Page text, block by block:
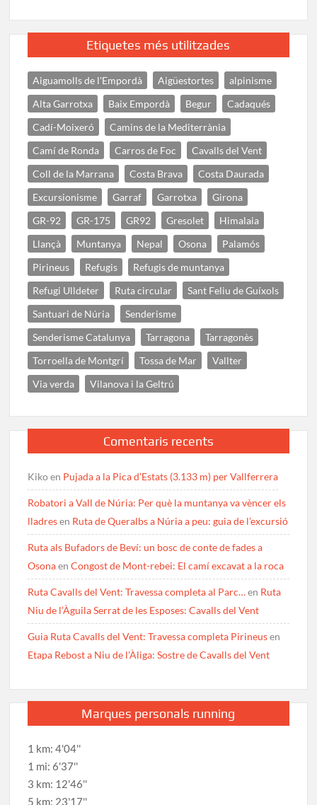
Etiquetes més utilitzades
Aiguamolls de l'Empordà Aigüestortes
alpinisme
Alta Garrotxa
Baix Empordà Begur
Cadaqués
Cadí-Moixeró
Camins de la Mediterrània
Camí de Ronda
Carros de Foc
Cavalls del Vent
Coll de la Marrana
Costa Brava
Costa Daurada
Excursionisme
Garraf Garrotxa
Girona
GR-92
GR-175 GR92 Gresolet
Himalaia
Llançà
Muntanya Nepal Osona
Palamós
Pirineus
Refugis
Refugis de muntanya
Refugi Ulldeter
Ruta circular
Sant Feliu de Guíxols
Santuari de Núria
Senderisme
Senderisme Catalunya
Tarragona
Tarragonès
Torroella de Montgrí
Tossa de Mar
Vallter
Via verda
Vilanova i la Geltrú
Comentaris recents
Kikoen Pujada a la Pica d’Estats (3.133 m) per Vallferrera
Robatori a Vall de Núria: Per què la muntanya va vèncer els
lladresen Ruta de Queralbs a Núria a peu: guia de l’excursió
Ruta als Bufadors de Beví: un bosc de conte de fades a
OsonaenCongost de Mont-rebei: El camí excavat a la roca
Ruta Cavalls del Vent: Travessa completa al Parc…en Ruta
Niu de l’Àguila Serrat de les Esposes: Cavalls del Vent
Guia Ruta Cavalls del Vent: Travessa completa Pirineusen
Etapa Rebost a Niu de l’Àliga: Sostre de Cavalls del Vent
Marques personals running
1 km: 4'04''
1 mi: 6'37''
3 km: 12'46''
5 km: 23'17''